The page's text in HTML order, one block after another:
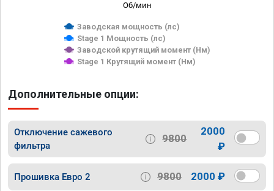
Об/мин
Заводская мощность (лс)
Stage 1 Мощность (лс)
Заводской крутящий момент (Нм)
Stage 1 Крутящий момент (Нм)
Дополнительные опции:
Отключение сажевого
фильтра
9800
2000
₽
Прошивка Евро 2 9800 2000 ₽